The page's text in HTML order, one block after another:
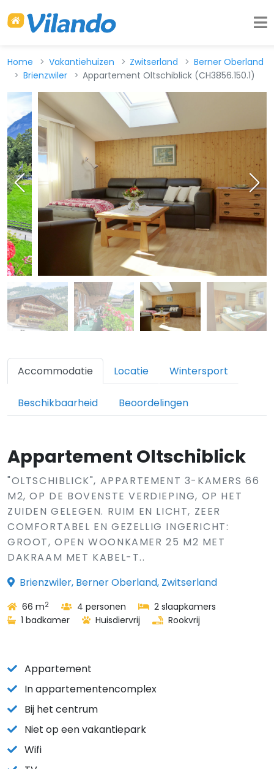
Home Vakantiehuizen Zwitserland
Berner Oberland
Brienzwiler
Appartement Oltschiblick (CH3856.150.1)
Accommodatie Locatie Wintersport
Beschikbaarheid Beoordelingen
Appartement Oltschiblick
"OLTSCHIBLICK", APPARTEMENT 3-KAMERS 66
M2, OP DE BOVENSTE VERDIEPING, OP HET
ZUIDEN GELEGEN. RUIM EN LICHT, ZEER
COMFORTABEL EN GEZELLIG INGERICHT:
GROOT, OPEN WOONKAMER 25 M2 MET
DAKRAAM MET KABEL-T..
Brienzwiler, Berner Oberland, Zwitserland
66 m2 4 personen
2 slaapkamers
1 badkamer
Huisdiervrij Rookvrij
Appartement
In appartementencomplex
Bij het centrum
Niet op een vakantiepark
Wifi